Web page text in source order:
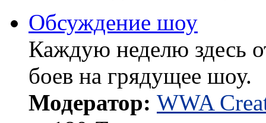
Обсуждение шоу
Каждую неделю здесь
боев на грядущее шоу.
Модератор: WWA